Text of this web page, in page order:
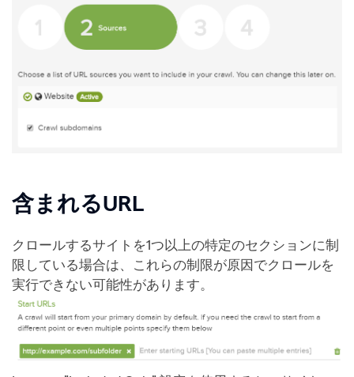
含まれるURL
クロールするサイトを1つ以上の特定のセクションに制
限している場合は、これらの制限が原因でクロールを
実行できない可能性があります。